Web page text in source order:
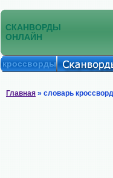
СКАНВОРДЫ
ОНЛАЙН
кроссворды
Главная » словарь